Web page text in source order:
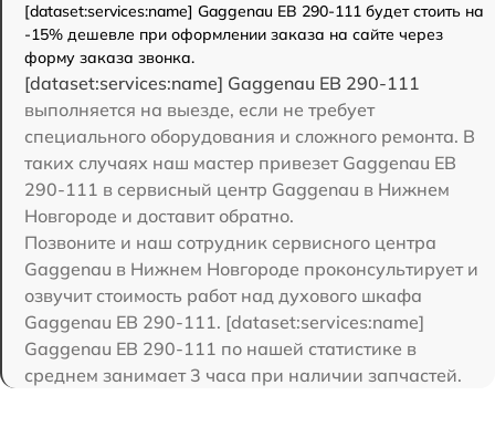
[dataset:services:name] Gaggenau EB 290-111 будет стоить на
-15% дешевле при оформлении заказа на сайте через
форму заказа звонка.
[dataset:services:name] Gaggenau EB 290-111
выполняется на выезде, если не требует
специального оборудования и сложного ремонта. В
таких случаях наш мастер привезет Gaggenau EB
290-111 в сервисный центр Gaggenau в Нижнем
Новгороде и доставит обратно.
Позвоните и наш сотрудник сервисного центра
Gaggenau в Нижнем Новгороде проконсультирует и
озвучит стоимость работ над духового шкафа
Gaggenau EB 290-111. [dataset:services:name]
Gaggenau EB 290-111 по нашей статистике в
среднем занимает 3 часа при наличии запчастей.